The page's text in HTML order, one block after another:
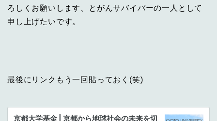
ろしくお願いします、とがんサバイバーの一人として
申し上げたいです。
最後にリンクもう一回貼っておく(笑)